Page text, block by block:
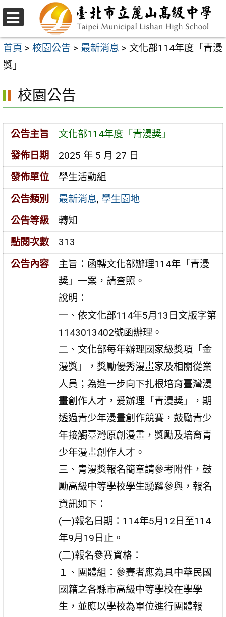
跳
至
主
要
容
區
選
單
首頁 > 校園公告 > 最新消息 > 文化部114年度「青漫
獎」
校園公告
公告主旨
文化部114年度「青漫獎」
發佈日期
2025 年 5 月 27 日
發佈單位
學生活動組
公告類別
最新消息, 學生園地
公告等級
轉知
點閱次數
313
公告內容
主旨：函轉文化部辦理114年「青漫
獎」一案，請查照。
說明：
一、依文化部114年5月13日文版字第
1143013402號函辦理。
二、文化部每年辦理國家級獎項「金
漫獎」，獎勵優秀漫畫家及相關從業
人員；為進一步向下扎根培育臺灣漫
畫創作人才，爰辦理「青漫獎」，期
透過青少年漫畫創作競賽，鼓勵青少
年接觸臺灣原創漫畫，獎勵及培育青
少年漫畫創作人才。
三、青漫獎報名簡章請參考附件，鼓
勵高級中等學校學生踴躍參與，報名
資訊如下：
(一)報名日期：114年5月12日至114
年9月19日止。
(二)報名參賽資格：
１、團體組：參賽者應為具中華民國
國籍之各縣市高級中等學校在學學
生，並應以學校為單位進行團體報